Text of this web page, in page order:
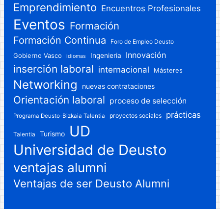
Emprendimiento Encuentros Profesionales
Eventos Formación
Formación Continua Foro de Empleo Deusto
Gobierno Vasco idiomas Ingenieria Innovación
inserción laboral internacional Másteres
Networking nuevas contrataciones
Orientación laboral proceso de selección
Programa Deusto-Bizkaia Talentia proyectos sociales prácticas
Talentia Turismo
UD
Universidad de Deusto
ventajas alumni
Ventajas de ser Deusto Alumni